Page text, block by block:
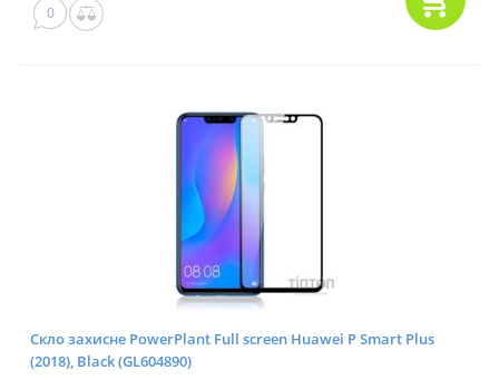
0
Скло захисне PowerPlant Full screen Huawei P Smart Plus
(2018), Black (GL604890)